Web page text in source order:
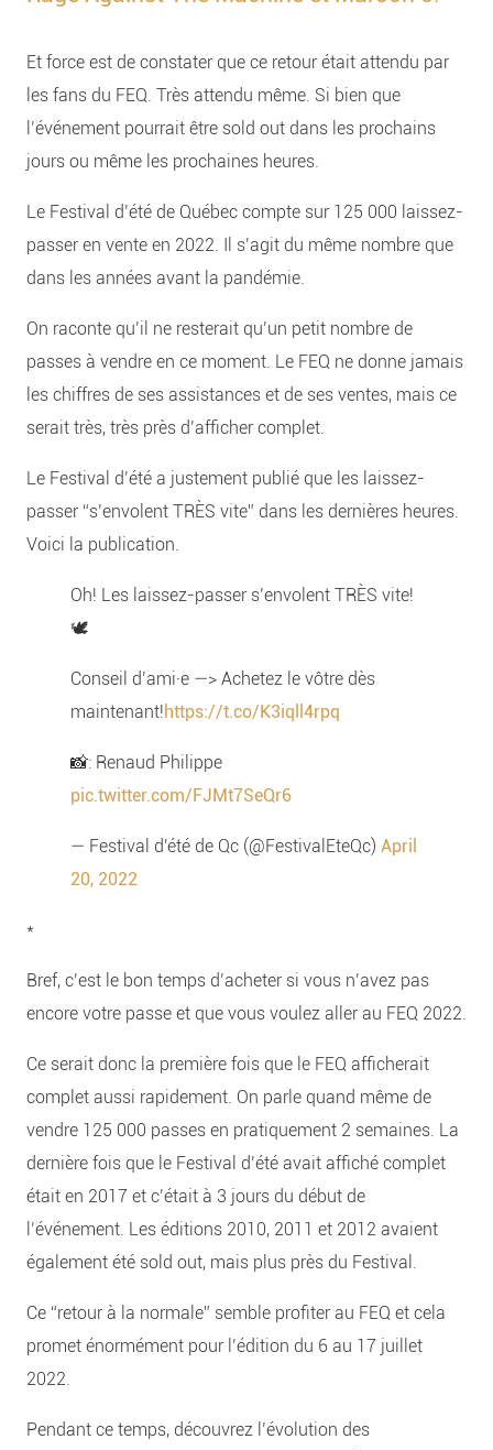
Et force est de constater que ce retour était attendu par
les fans du FEQ. Très attendu même. Si bien que
l’événement pourrait être sold out dans les prochains
jours ou même les prochaines heures.
Le Festival d’été de Québec compte sur 125 000 laissez-
passer en vente en 2022. Il s’agit du même nombre que
dans les années avant la pandémie.
On raconte qu’il ne resterait qu’un petit nombre de
passes à vendre en ce moment. Le FEQ ne donne jamais
les chiffres de ses assistances et de ses ventes, mais ce
serait très, très près d’afficher complet.
Le Festival d’été a justement publié que les laissez-
passer “s’envolent TRÈS vite” dans les dernières heures.
Voici la publication.
Oh! Les laissez-passer s’envolent TRÈS vite!
🕊
Conseil d’ami·e —> Achetez le vôtre dès
maintenant!https://t.co/K3iqll4rpq
📸: Renaud Philippe
pic.twitter.com/FJMt7SeQr6
— Festival d'été de Qc (@FestivalEteQc) April
20, 2022
*
Bref, c’est le bon temps d’acheter si vous n’avez pas
encore votre passe et que vous voulez aller au FEQ 2022.
Ce serait donc la première fois que le FEQ afficherait
complet aussi rapidement. On parle quand même de
vendre 125 000 passes en pratiquement 2 semaines. La
dernière fois que le Festival d’été avait affiché complet
était en 2017 et c’était à 3 jours du début de
l’événement. Les éditions 2010, 2011 et 2012 avaient
également été sold out, mais plus près du Festival.
Ce “retour à la normale” semble profiter au FEQ et cela
promet énormément pour l’édition du 6 au 17 juillet
2022.
Pendant ce temps, découvrez l’évolution des